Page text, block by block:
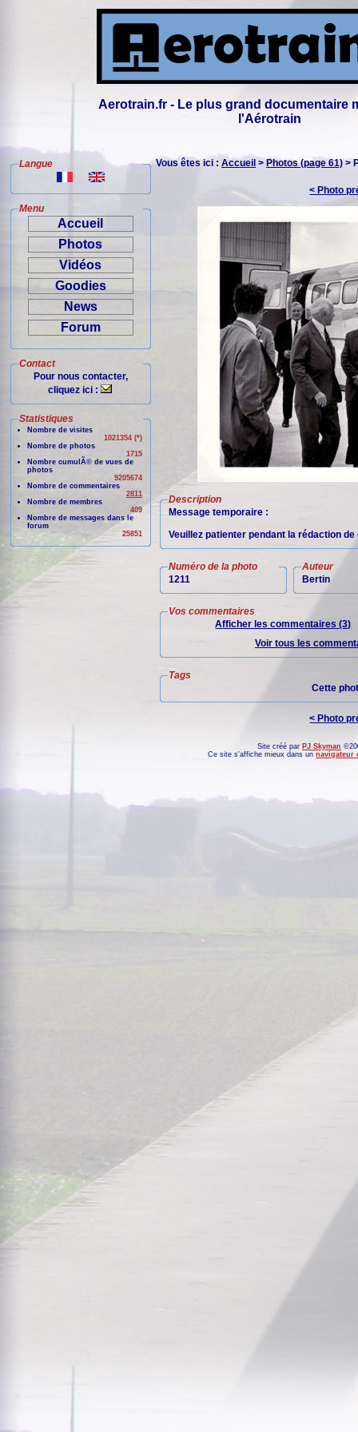
Aerotrain.fr - Le plus grand documentaire
l'Aérotrain
Langue
Menu
Accueil
Photos
Vidéos
Goodies
News
Forum
Contact
Pour nous contacter,
cliquez ici :
Statistiques
Nombre de visites
1021354 (*)
Nombre de photos
1715
Nombre cumulÃ© de vues de
photos
9205674
Nombre de commentaires
2811
Nombre de membres
409
Nombre de messages dans le
forum
25851
Vous êtes ici : Accueil > Photos (page 61) >
< Photo
Description
Message temporaire :
Veuillez patienter pendant la rédaction
Numéro de la photo
1211
Auteur
Bertin
Vos commentaires
Afficher les commentaires (3)
Voir tous les
Tags
Cette
< Photo
Site créé par PJ Skyman
Ce site s'affiche mieux dans unnavigateur